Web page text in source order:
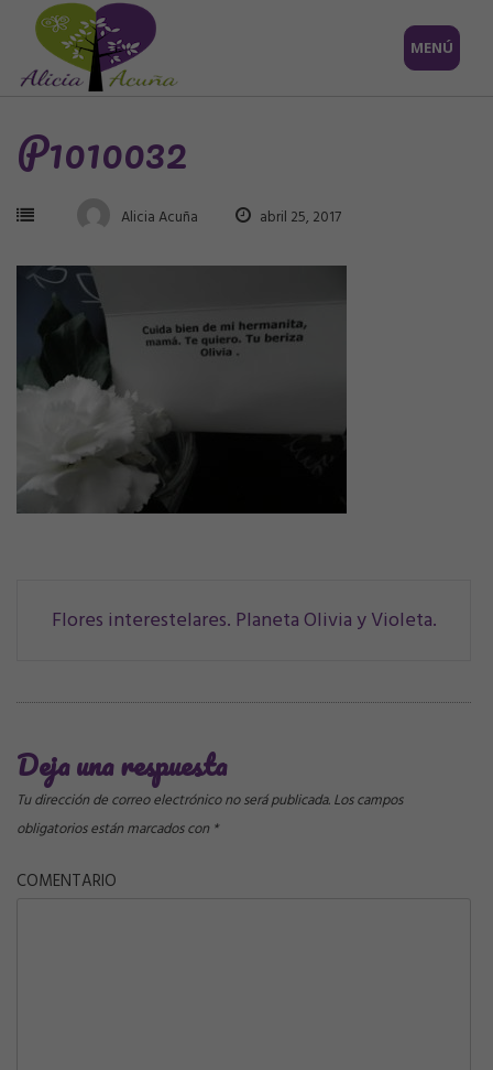
Saltar
contenido
MENÚ
P1010032
Alicia Acuña abril 25, 2017
Navegación
correos
Flores interestelares. Planeta Olivia y Violeta.
Deja una respuesta
Tu dirección de correo electrónico no será publicada.Los campos
obligatorios están marcados con *
COMENTARIO